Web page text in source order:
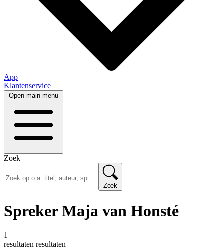
App
Klantenservice
Open main menu
Zoek
Zoek
Spreker Maja van Honsté
1
resultaten resultaten